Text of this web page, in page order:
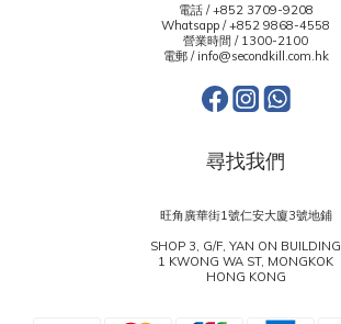
電話 / +852 3709-9208
Whatsapp /+852 9868-4558
營業時間 / 1300-2100
電郵 / info@secondkill.com.hk
尋找我們
旺角廣華街1號仁安大廈3號地鋪
SHOP 3, G/F, YAN ON BUILDING
1 KWONG WA ST, MONGKOK
HONG KONG